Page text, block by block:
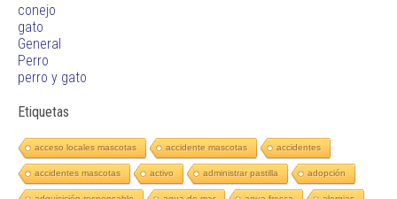
conejo
gato
General
Perro
perro y gato
Etiquetas
acceso locales mascotas accidente mascotas accidentes
accidentes mascotas activo administrar pastilla adopción